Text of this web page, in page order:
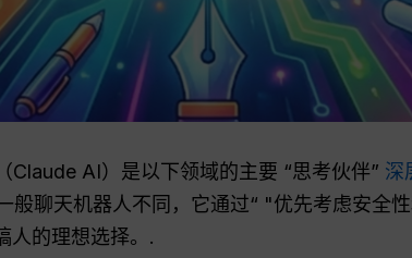
AI）是以下领域的主要 “思考伙伴” 深
般聊天机器人不同，它通过“ "优先考虑安全
人的理想选择。.